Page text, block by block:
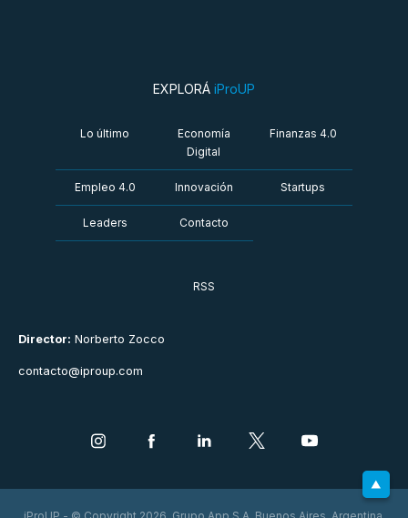
Director: Norberto Zocco
contacto@iproup.com
EXPLORÁ iProUP
Lo último
Economía
Digital
Finanzas 4.0
Empleo 4.0 Innovación Startups
Leaders Contacto
RSS
iProUP - © Copyright 2026. Grupo App S.A. Buenos Aires, Argentina.